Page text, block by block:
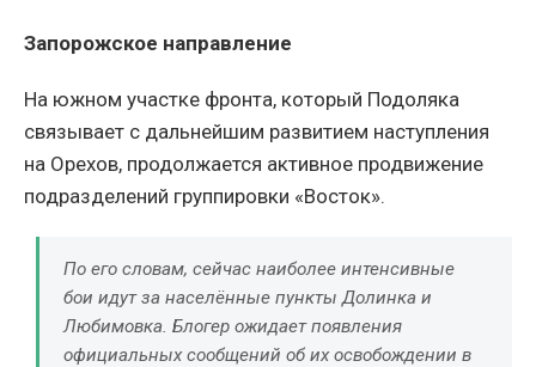
Запорожское направление
На южном участке фронта, который Подоляка
связывает с дальнейшим развитием наступления
на Орехов, продолжается активное продвижение
подразделений группировки «Восток».
По его словам, сейчас наиболее интенсивные
бои идут за населённые пункты Долинка и
Любимовка. Блогер ожидает появления
официальных сообщений об их освобождении в